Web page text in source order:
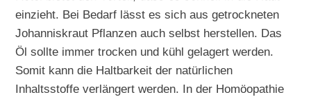
einzieht. Bei Bedarf lässt es sich aus getrockneten
Johanniskraut Pflanzen auch selbst herstellen. Das
Öl sollte immer trocken und kühl gelagert werden.
Somit kann die Haltbarkeit der natürlichen
Inhaltsstoffe verlängert werden. In der Homöopathie